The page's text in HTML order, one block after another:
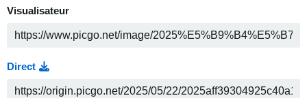
Visualisateur
Direct